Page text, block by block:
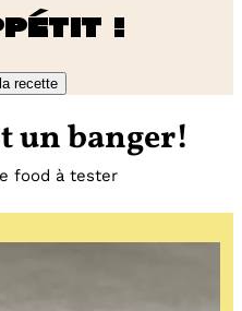
!
recette
un banger!
food à tester